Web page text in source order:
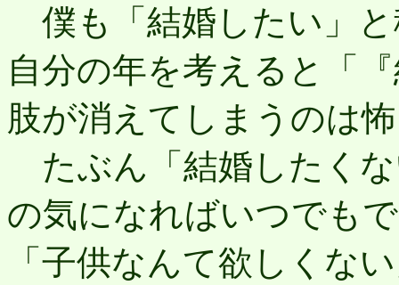
僕も「結婚したい」
自分の年を考えると「
肢が消えてしまうのは
たぶん「結婚したく
の気になればいつでも
「子供なんて欲しくな